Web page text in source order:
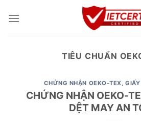
TIÊU CHUẨN
CHỨNG NHẬN OEKO-TEX,
CHỨNG NHẬN OEKO-
DỆT MAY AN